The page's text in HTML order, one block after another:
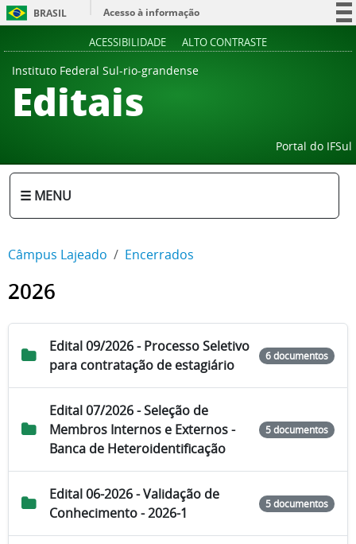
BRASIL
Acesso à informação
ACESSIBILIDADE ALTO CONTRASTE
Instituto Federal Sul-rio-grandense
Editais
Portal do IFSul
☰ MENU
Câmpus Lajeado Encerrados
2026
Edital 09/2026 - Processo Seletivo
para contratação de estagiário
6 documentos
Edital 07/2026 - Seleção de
Membros Internos e Externos -
Banca de Heteroidentificação
5 documentos
Edital 06-2026 - Validação de
Conhecimento - 2026-1
5 documentos